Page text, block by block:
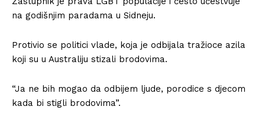
na godišnjim paradama u Sidneju.
Protivio se politici vlade, koja je odbijala tražioce azila
koji su u Australiju stizali brodovima.
“Ja ne bih mogao da odbijem ljude, porodice s djecom
kada bi stigli brodovima”.